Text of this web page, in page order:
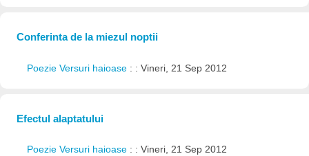
Conferinta de la miezul noptii
Poezie Versuri haioase : : Vineri, 21 Sep 2012
Efectul alaptatului
Poezie Versuri haioase : : Vineri, 21 Sep 2012